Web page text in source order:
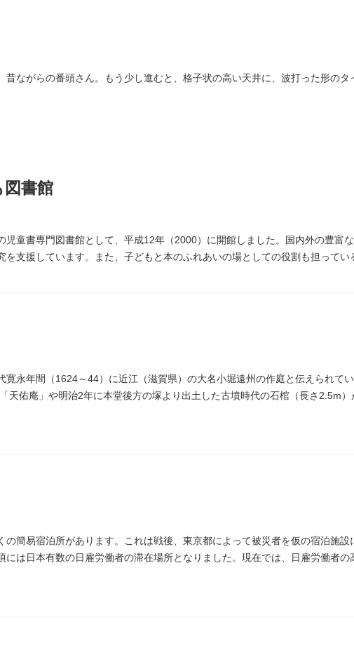
昔ながらの番頭さん。もう少し進むと、格子状の高い天井に、波打った形のタ
度のお湯が提供されています。常連の方々を魅了するのは早朝のこの少し熱
がれてきている歴史あるものです。お立ち寄りの際は、有形文化財に指定さ
図書館
児童書専門図書館として、平成12年（2000）に開館しました。国内外の豊富
支援しています。また、子どもと本のふれあいの場としての役割も担ってい
寛永年間（1624～44）に近江（滋賀県）の大名小堀遠州の作庭と伝えられて
天佑庵」や明治2年に本堂後方の塚より出土した古墳時代の石棺（長さ2.5m）
の簡易宿泊所があります。これは戦後、東京都によって被災者を仮の宿泊施設
は日本有数の日雇労働者の滞在場所となりました。現在では、日雇労働者の